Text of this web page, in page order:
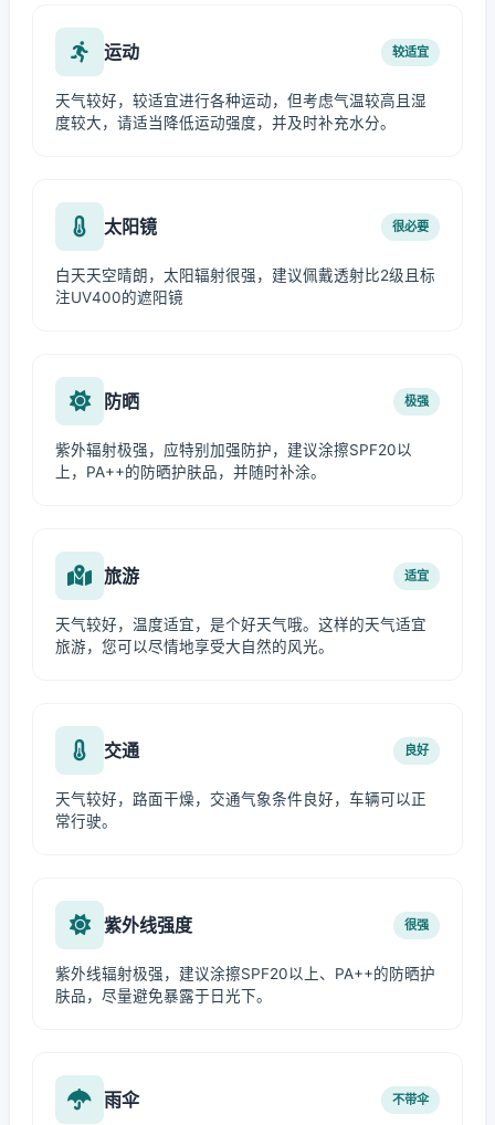
运动 较适宜
天气较好，较适宜进行各种运动，但考虑气温较高且湿
度较大，请适当降低运动强度，并及时补充水分。
太阳镜 很必要
白天天空晴朗，太阳辐射很强，建议佩戴透射比2级且标
注UV400的遮阳镜
防晒 极强
紫外辐射极强，应特别加强防护，建议涂擦SPF20以
上，PA++的防晒护肤品，并随时补涂。
旅游 适宜
天气较好，温度适宜，是个好天气哦。这样的天气适宜
旅游，您可以尽情地享受大自然的风光。
交通 良好
天气较好，路面干燥，交通气象条件良好，车辆可以正
常行驶。
紫外线强度 很强
紫外线辐射极强，建议涂擦SPF20以上、PA++的防晒护
肤品，尽量避免暴露于日光下。
雨伞 不带伞